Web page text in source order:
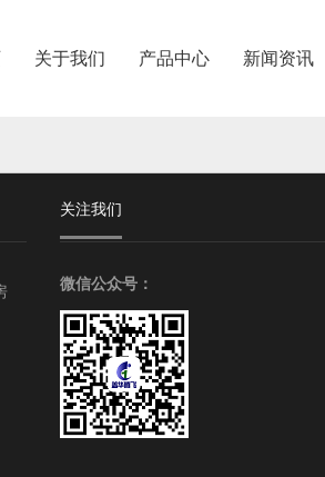
关于我们 产品中心 新闻资讯
关注我们
微信公众号：